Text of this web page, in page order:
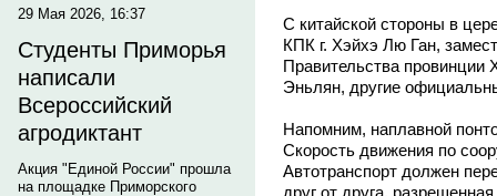
29 Мая 2026, 16:37
Студенты Приморья
написали
Всероссийский
агродиктант
Акция "Единой России" прошла
на площадке Приморского
С китайской стороны в
КПК г. Хэйхэ Лю Ган,
Правительства
Эньлян, другие
Напомним, наплавной
Скорость движения по
Автотранспорт должен
друг от друга,